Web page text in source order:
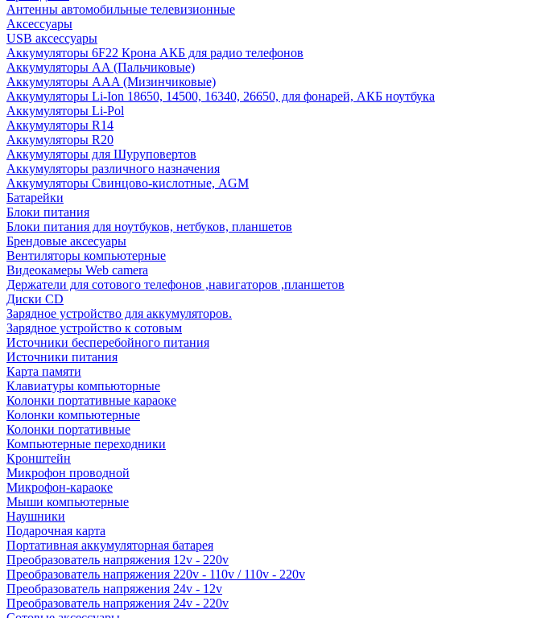
Антенны автомобильные телевизионные
Аксессуары
USB аксессуары
Аккумуляторы 6F22 Крона АКБ для радио телефонов
Аккумуляторы AA (Пальчиковые)
Аккумуляторы AAA (Мизинчиковые)
Аккумуляторы Li-Ion 18650, 14500, 16340, 26650, для фонарей, АКБ ноутбука
Аккумуляторы Li-Pol
Аккумуляторы R14
Аккумуляторы R20
Аккумуляторы для Шуруповертов
Аккумуляторы различного назначения
Аккумуляторы Свинцово-кислотные, AGM
Батарейки
Блоки питания
Блоки питания для ноутбуков, нетбуков, планшетов
Брендовые аксесуары
Вентиляторы компьютерные
Видеокамеры Web camera
Держатели для сотового телефонов ,навигаторов ,планшетов
Диски CD
Зарядное устройство для аккумуляторов.
Зарядное устройство к сотовым
Источники бесперебойного питания
Источники питания
Карта памяти
Клавиатуры компьюторные
Колонки портативные караоке
Колонки компьютерные
Колонки портативные
Компьютерные переходники
Кронштейн
Микрофон проводной
Микрофон-караоке
Мыши компьютерные
Наушники
Подарочная карта
Портативная аккумуляторная батарея
Преобразователь напряжения 12v - 220v
Преобразователь напряжения 220v - 110v / 110v - 220v
Преобразователь напряжения 24v - 12v
Преобразователь напряжения 24v - 220v